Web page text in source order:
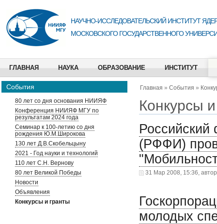
НАУЧНО-ИССЛЕДОВАТЕЛЬСКИЙ ИНСТИТУТ
МОСКОВСКОГО ГОСУДАРСТВЕННОГО
ГЛАВНАЯ НАУКА ОБРАЗОВАНИЕ ИНСТИТУТ
События
80 лет со дня основания НИИЯФ
Конференция НИИЯФ МГУ по
результатам 2024 года
Семинар к 100-летию со дня
рождения Ю.М.Широкова
130 лет Д.В.Скобельцыну
2021 - Год науки и технологий
110 лет С.Н. Вернову
80 лет Великой Победы
Новости
Объявления
Конкурсы и гранты
Главная » События »
Конкурсы
(РФФИ)
31 Мар 2008, 15:36,
молодых